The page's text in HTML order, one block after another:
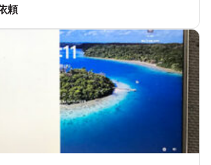
頼